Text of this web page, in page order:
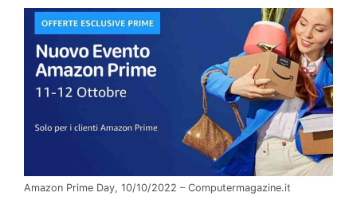
Amazon Prime Day, 10/10/2022 – Computermagazine.it